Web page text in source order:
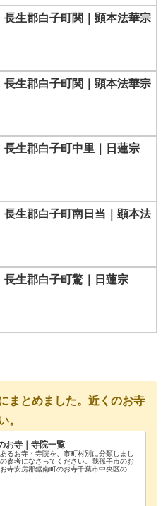
長生郡白子町関｜顕本法華宗
長生郡白子町関｜顕本法華宗
長生郡白子町中里｜日蓮宗
長生郡白子町南日当｜顕本法
長生郡白子町驚｜日蓮宗
まとめました。近くのお寺
。
お寺｜寺院一覧
るお寺・寺院を、市町村別に分類しまし
参考になさってください。我孫子市のお
寺安房郡鋸南町のお寺千葉市中央区のお